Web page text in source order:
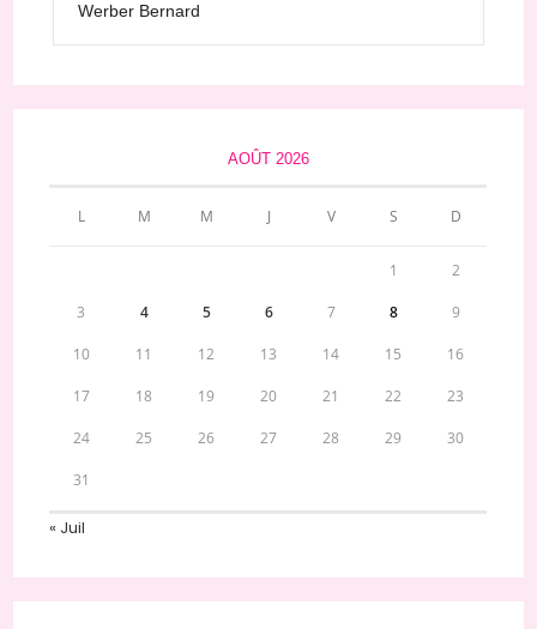
Werber Bernard
AOÛT 2026
L M M J V S D
1 2
3 4 5 6 7 8 9
10 11 12 13 14 15 16
17 18 19 20 21 22 23
24 25 26 27 28 29 30
31
« Juil